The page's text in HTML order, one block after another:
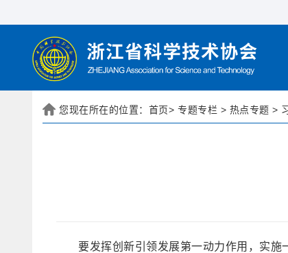
您现在所在的位置： 首页> 专题专栏 > 热点专题 >
要发挥创新引领发展第一动力作用，实施